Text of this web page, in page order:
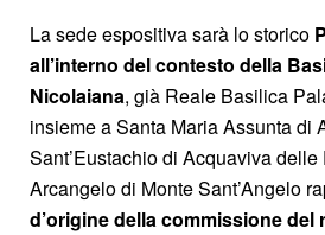
La sede espositiva sarà lo storico
all’interno del contesto della
Nicolaiana, già Reale Basilica
insieme a Santa Maria Assunta di
Sant’Eustachio di Acquaviva
Arcangelo di Monte Sant’Angelo
d’origine della commissione del